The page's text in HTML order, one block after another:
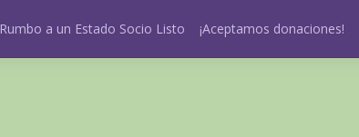
Rumbo a un Estado Socio Listo ¡Aceptamos donaciones!